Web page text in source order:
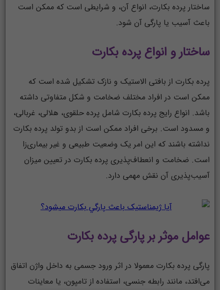
ساختار پرده بکارت، انواع آن، و شرایطی است که ممکن است
باعث آسیب یا پارگی آن شود.
ساختار و انواع پرده بکارت
پرده بکارت از بافتی الاستیک و نازک تشکیل شده است که
ممکن است در افراد مختلف ضخامت و شکل متفاوتی داشته
باشد. انواع رایج پرده بکارت شامل پرده حلقوی، هلالی، غربالی،
و مسدود است. برخی افراد ممکن است از بدو تولد پرده بکارت
نداشته باشند که این امر یک وضعیت طبیعی و غیر بیماری‌زا
است. ضخامت و انعطاف‌پذیری پرده بکارت در تعیین میزان
آسیب‌پذیری آن نقش مهمی دارد.
عوامل موثر بر پارگی پرده بکارت
پارگی پرده بکارت معمولا در اثر ورود جسمی به داخل واژن اتفاق
می‌افتد، مانند رابطه جنسی، استفاده از تامپون، یا معاینات